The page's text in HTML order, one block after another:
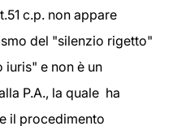
c.p. non appare
del "silenzio rigetto"
e non è un
P.A., la quale ha
il procedimento